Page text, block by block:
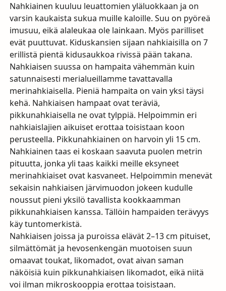
Nahkiainen kuuluu leuattomien yläluokkaan ja on
varsin kaukaista sukua muille kaloille. Suu on pyöreä
imusuu, eikä alaleukaa ole lainkaan. Myös parilliset
evät puuttuvat. Kiduskansien sijaan nahkiaisilla on 7
erillistä pientä kidusaukkoa rivissä pään takana.
Nahkiaisen suussa on hampaita vähemmän kuin
satunnaisesti merialueillamme tavattavalla
merinahkiaisella. Pieniä hampaita on vain yksi täysi
kehä. Nahkiaisen hampaat ovat teräviä,
pikkunahkiaisella ne ovat tylppiä. Helpoimmin eri
nahkiaislajien aikuiset erottaa toisistaan koon
perusteella. Pikkunahkiainen on harvoin yli 15 cm.
Nahkiainen taas ei koskaan saavuta puolen metrin
pituutta, jonka yli taas kaikki meille eksyneet
merinahkiaiset ovat kasvaneet. Helpoimmin menevät
sekaisin nahkiaisen järvimuodon jokeen kudulle
noussut pieni yksilö tavallista kookkaamman
pikkunahkiaisen kanssa. Tällöin hampaiden terävyys
käy tuntomerkistä.
Nahkiaisen joissa ja puroissa elävät 2–13 cm pituiset,
silmättömät ja hevosenkengän muotoisen suun
omaavat toukat, likomadot, ovat aivan saman
näköisiä kuin pikkunahkiaisen likomadot, eikä niitä
voi ilman mikroskooppia erottaa toisistaan.